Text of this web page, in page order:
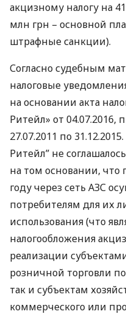
акцизному налогу на
млн грн – основной
штрафные санкции).
Согласно судебным
налоговые
на основании акта
Ритейл» от 04.07.2016,
27.07.2011 по
Ритейл” не
на том основании, что
году через сеть АЗС
потребителям для их
использования (что
налогообложения
реализации
розничной торговли
так и субъектам
коммерческого или